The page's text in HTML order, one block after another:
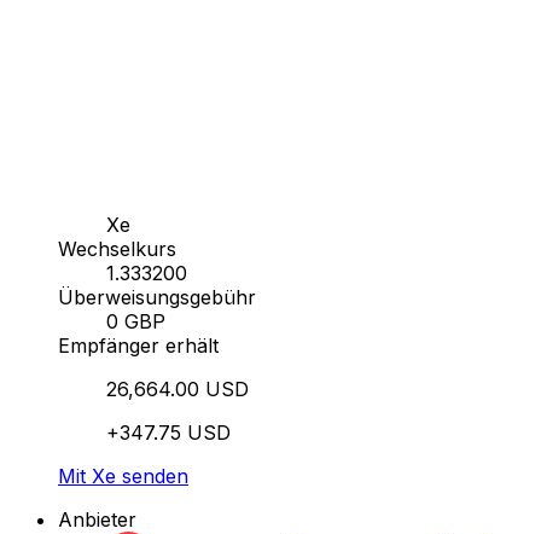
Xe
Wechselkurs
1.333200
Überweisungsgebühr
0 GBP
Empfänger erhält
26,664.00 USD
+347.75 USD
Mit Xe senden
Anbieter